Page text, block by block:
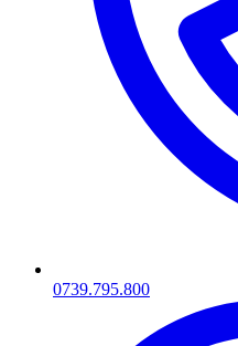
0739.795.800